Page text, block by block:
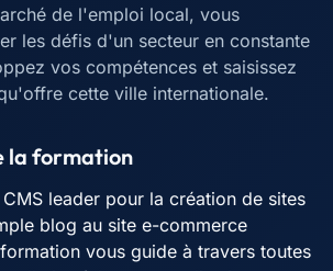
de l'emploi local, vous
les défis d'un secteur en constante
vos compétences et saisissez
cette ville internationale.
la formation
leader pour la création de sites
blog au site e-commerce
vous guide à travers toutes